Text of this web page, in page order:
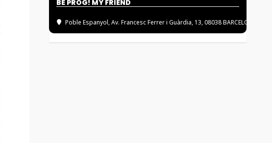
BE PROG! MY FRIEND
Poble Espanyol, Av. Francesc Ferrer i Guàrdia, 13, 08038 BARCELONA